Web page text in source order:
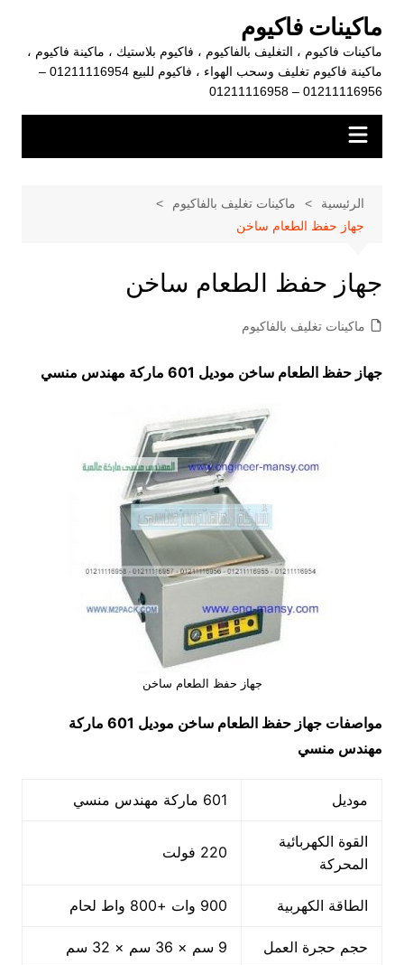
المحتوى
ماكينات فاكيوم
ماكينات فاكيوم ، التغليف بالفاكيوم ، فاكيوم بلاستيك ، ماكينة فاكيوم ،
ماكينة فاكيوم تغليف وسحب الهواء ، فاكيوم للبيع 01211116954 –
01211116956 – 01211116958
الرئيسية
ماكينات تغليف بالفاكيوم
جهاز حفظ الطعام ساخن
جهاز حفظ الطعام ساخن
ماكينات تغليف بالفاكيوم
جهاز حفظ الطعام ساخن موديل 601 ماركة مهندس منسي
جهاز حفظ الطعام ساخن
مواصفات جهاز حفظ الطعام ساخن
موديل 601 ماركة
مهندس منسي
موديل 601 ماركة مهندس منسي
القوة الكهربائية
المحركة
220 فولت
الطاقة الكهربية 900 وات +800 واط لحام
حجم حجرة العمل 9 سم × 36 سم × 32 سم